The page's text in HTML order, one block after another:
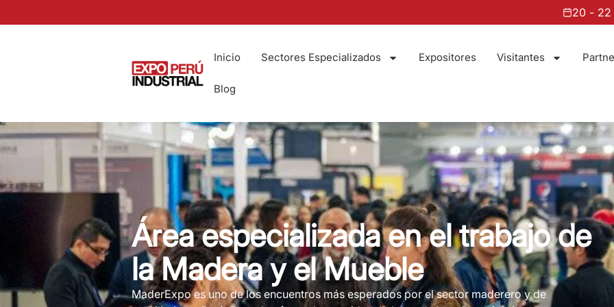
20 - 22 de agosto 2026 |
Inicio Sectores Especializados Expositores Visitantes
Blog
Área especializada en el trabajo de
la Madera y el Mueble
MaderExpo es uno de los encuentros más esperados por el sector maderero y de